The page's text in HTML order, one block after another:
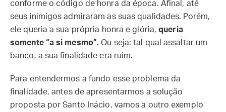
conforme o código de honra da época. Afinal, até
seus inimigos admiraram as suas qualidades. Porém,
ele queria a sua própria honra e glória,queria
somente “a si mesmo”. Ou seja: tal qual assaltar um
banco, a sua finalidade era ruim.
Para entendermos a fundo esse problema da
finalidade, antes de apresentarmos a solução
proposta por Santo Inácio, vamos a outro exemplo